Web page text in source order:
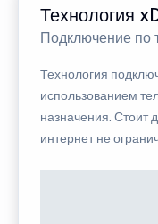
Технология
Подключение по
Технология
использованием
назначения. Стоит
интернет не